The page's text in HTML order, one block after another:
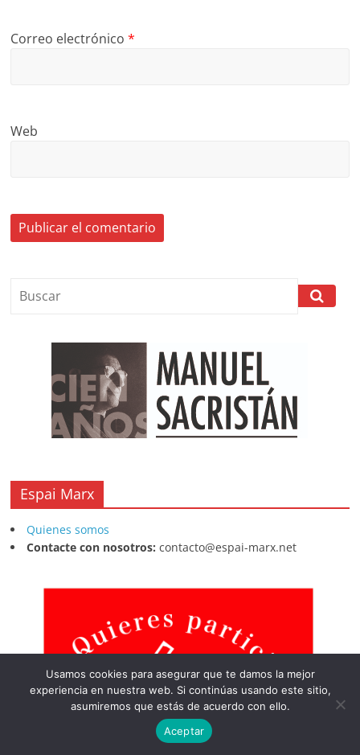
Correo electrónico*
Web
Espai Marx
Quienes somos
Contacte con nosotros: contacto@espai-marx.net
Usamos cookies para asegurar que te damos la mejor
experiencia en nuestra web. Si continúas usando este sitio,
asumiremos que estás de acuerdo con ello.
Aceptar